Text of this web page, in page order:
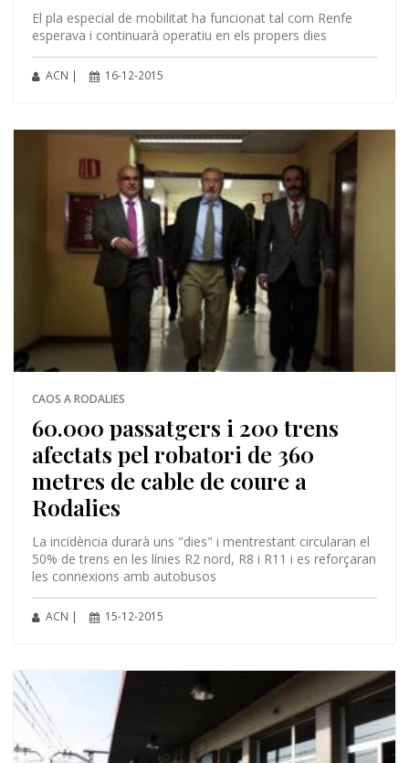
El pla especial de mobilitat ha funcionat tal com Renfe
esperava i continuarà operatiu en els propers dies
ACN | 16-12-2015
CAOS A RODALIES
60.000 passatgers i 200 trens
afectats pel robatori de 360
metres de cable de coure a
Rodalies
La incidència durarà uns "dies" i mentrestant circularan el
50% de trens en les línies R2 nord, R8 i R11 i es reforçaran
les connexions amb autobusos
ACN | 15-12-2015